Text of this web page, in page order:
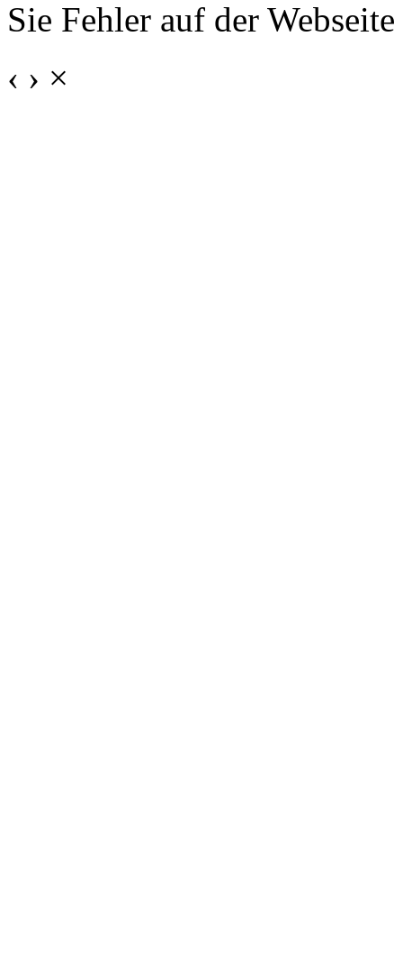
Sie Fehler auf der
‹ › ×